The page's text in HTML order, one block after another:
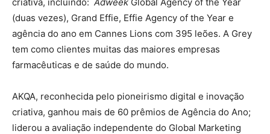
(duas vezes), Grand Effie, Effie Agency of the Year e
agência do ano em Cannes Lions com 395 leões. A Grey
tem como clientes muitas das maiores empresas
farmacêuticas e de saúde do mundo.
AKQA, reconhecida pelo pioneirismo digital e inovação
criativa, ganhou mais de 60 prêmios de Agência do Ano;
liderou a avaliação independente do Global Marketing